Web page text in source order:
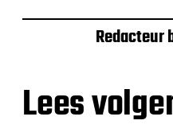
Redacteur
Lees